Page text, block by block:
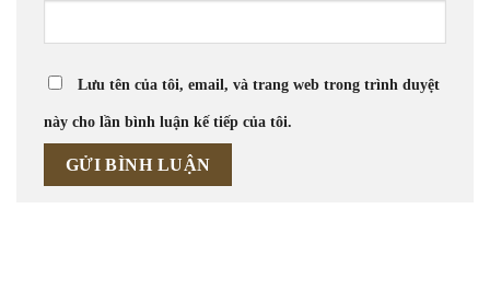
Lưu tên của tôi, email, và trang web trong trình duyệt
này cho lần bình luận kế tiếp của tôi.